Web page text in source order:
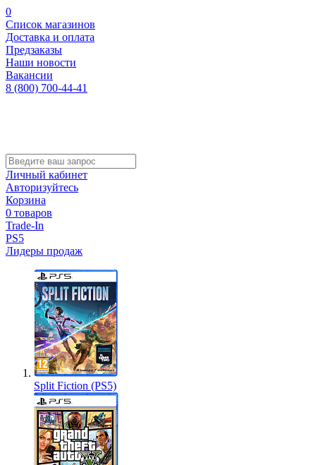
0
Список магазинов
Доставка и оплата
Предзаказы
Наши новости
Вакансии
8 (800) 700-44-41
Личный кабинет
Авторизуйтесь
Корзина
0 товаров
Trade-In
PS5
Лидеры продаж
Split Fiction (PS5)